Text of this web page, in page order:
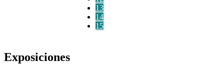
13
14
15
Exposiciones